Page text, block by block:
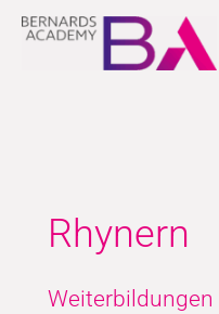
Zum
Inhalt
Rhynern
Weiterbildungen